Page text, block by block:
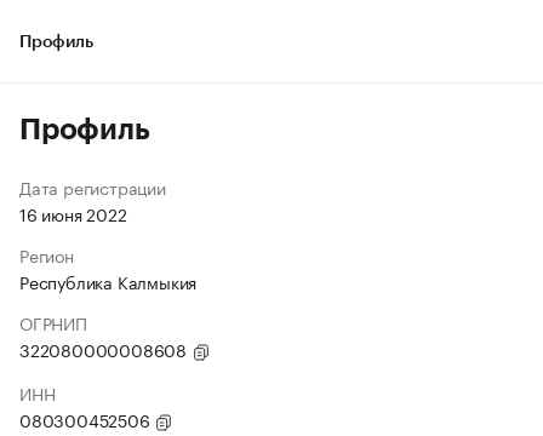
Профиль
Профиль
Дата регистрации
16 июня 2022
Регион
Республика Калмыкия
ОГРНИП
322080000008608
ИНН
080300452506